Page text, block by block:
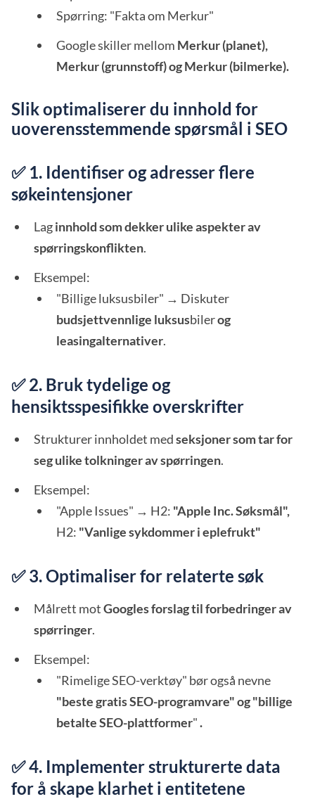
Spørring: "Fakta om Merkur"
Google skiller mellom Merkur (planet),
Merkur (grunnstoff) og Merkur (bilmerke).
Slik optimaliserer du innhold for
uoverensstemmende spørsmål i SEO
✅ 1. Identifiser og adresser flere
søkeintensjoner
Laginnhold som dekker ulike aspekter av
spørringskonflikten.
Eksempel:
"Billige luksusbiler" → Diskuter
budsjettvennlige luksusbilerog
leasingalternativer.
✅ 2. Bruk tydelige og
hensiktsspesifikke overskrifter
Strukturer innholdet medseksjoner som tar for
seg ulike tolkninger av spørringen.
Eksempel:
"Apple Issues" → H2: "Apple Inc. Søksmål",
H2: "Vanlige sykdommer i eplefrukt"
✅ 3. Optimaliser for relaterte søk
Målrett motGoogles forslag til forbedringer av
spørringer.
Eksempel:
"Rimelige SEO-verktøy" bør også nevne
"beste gratis SEO-programvare" og "billige
betalte SEO-plattformer".
✅ 4. Implementer strukturerte data
for å skape klarhet i entitetene